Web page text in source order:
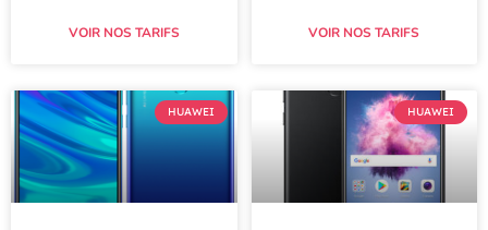
VOIR NOS TARIFS VOIR NOS TARIFS
HUAWEI HUAWEI